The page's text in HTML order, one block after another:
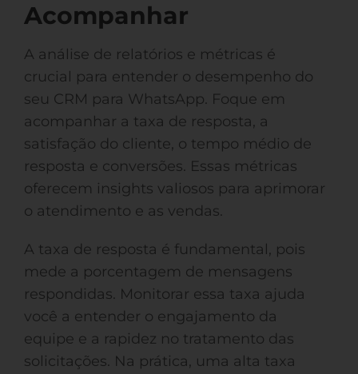
Acompanhar
A análise de relatórios e métricas é
crucial para entender o desempenho do
seu CRM para WhatsApp. Foque em
acompanhar a taxa de resposta, a
satisfação do cliente, o tempo médio de
resposta e conversões. Essas métricas
oferecem insights valiosos para aprimorar
o atendimento e as vendas.
A taxa de resposta é fundamental, pois
mede a porcentagem de mensagens
respondidas. Monitorar essa taxa ajuda
você a entender o engajamento da
equipe e a rapidez no tratamento das
solicitações. Na prática, uma alta taxa